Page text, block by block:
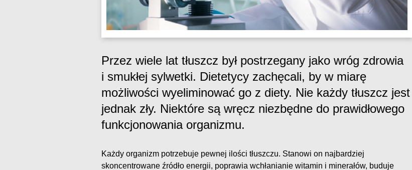
Przez wiele lat tłuszcz był postrzegany jako wróg zdrowia
i smukłej sylwetki. Dietetycy zachęcali, by w miarę
możliwości wyeliminować go z diety. Nie każdy tłuszcz jest
jednak zły. Niektóre są wręcz niezbędne do prawidłowego
funkcjonowania organizmu.
Każdy organizm potrzebuje pewnej ilości tłuszczu. Stanowi on najbardziej
skoncentrowane źródło energii, poprawia wchłanianie witamin i minerałów, buduje